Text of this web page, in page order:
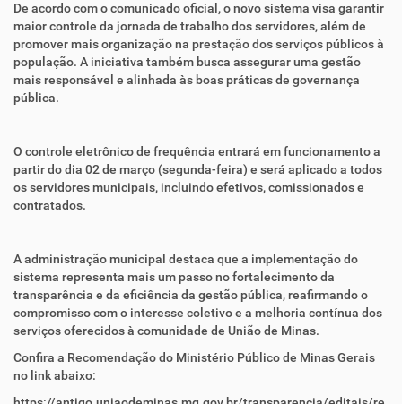
De acordo com o comunicado oficial, o novo sistema visa garantir
maior controle da jornada de trabalho dos servidores, além de
promover mais organização na prestação dos serviços públicos à
população. A iniciativa também busca assegurar uma gestão
mais responsável e alinhada às boas práticas de governança
pública.
O controle eletrônico de frequência entrará em funcionamento a
partir do dia 02 de março (segunda-feira) e será aplicado a todos
os servidores municipais, incluindo efetivos, comissionados e
contratados.
A administração municipal destaca que a implementação do
sistema representa mais um passo no fortalecimento da
transparência e da eficiência da gestão pública, reafirmando o
compromisso com o interesse coletivo e a melhoria contínua dos
serviços oferecidos à comunidade de União de Minas.
Confira a Recomendação do Ministério Público de Minas Gerais
no link abaixo: